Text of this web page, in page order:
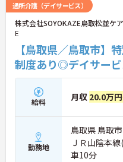
通所介護（デイサービス）
株式会社SOYOKAZE鳥取松並ケ
E
【鳥取県／鳥取市】
制度あり◎デイサー
給料 月収 20.0万
勤務地
鳥取県 鳥取
ＪＲ山陰本
車10分